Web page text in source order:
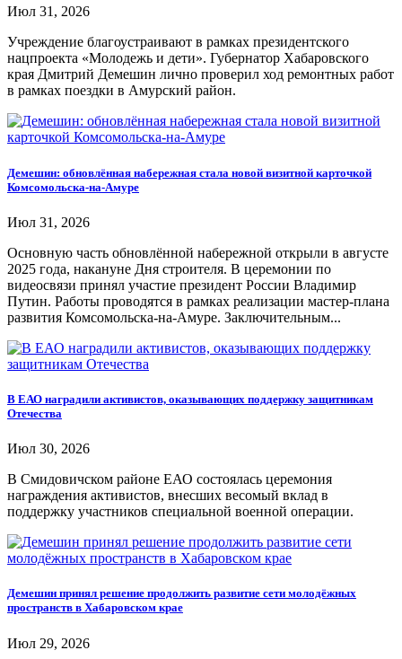
Июл 31, 2026
Учреждение благоустраивают в рамках президентского
нацпроекта «Молодежь и дети». Губернатор Хабаровского
края Дмитрий Демешин лично проверил ход ремонтных работ
в рамках поездки в Амурский район.
Демешин: обновлённая набережная стала новой визитной карточкой
Комсомольска-на-Амуре
Июл 31, 2026
Основную часть обновлённой набережной открыли в августе
2025 года, накануне Дня строителя. В церемонии по
видеосвязи принял участие президент России Владимир
Путин. Работы проводятся в рамках реализации мастер-плана
развития Комсомольска-на-Амуре. Заключительным...
В ЕАО наградили активистов, оказывающих поддержку защитникам
Отечества
Июл 30, 2026
В Смидовичском районе ЕАО состоялась церемония
награждения активистов, внесших весомый вклад в
поддержку участников специальной военной операции.
Демешин принял решение продолжить развитие сети молодёжных
пространств в Хабаровском крае
Июл 29, 2026